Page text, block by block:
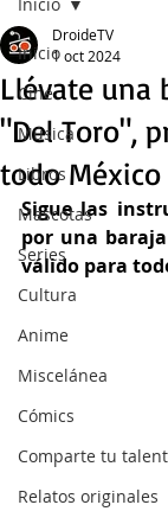
Inicio
Cine
Música
Libros
Mascotas
Series
Cultura
Anime
Miscelánea
Cómics
Comparte tu
Relatos originales
Llévate una
"Del Toro",
todo México
DroideTV
1 oct 2024
Sigue las
por una
válido para